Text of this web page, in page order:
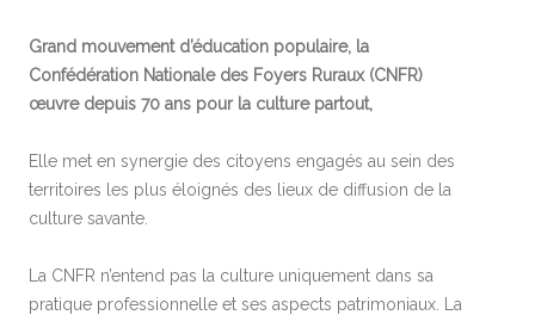
Grand mouvement d’éducation populaire, la
Confédération Nationale des Foyers Ruraux (CNFR)
œuvre depuis 70 ans pour la culture partout,
Elle met en synergie des citoyens engagés au sein des
territoires les plus éloignés des lieux de diffusion de la
culture savante.
La CNFR n’entend pas la culture uniquement dans sa
pratique professionnelle et ses aspects patrimoniaux. La